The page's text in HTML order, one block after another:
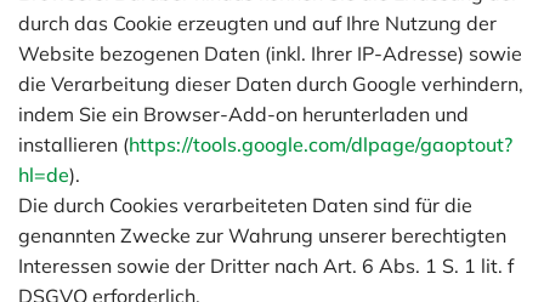
durch das Cookie erzeugten und auf Ihre Nutzung der
Website bezogenen Daten (inkl. Ihrer IP-Adresse) sowie
die Verarbeitung dieser Daten durch Google verhindern,
indem Sie ein Browser-Add-on herunterladen und
installieren (https://tools.google.com/dlpage/gaoptout?
hl=de).
Die durch Cookies verarbeiteten Daten sind für die
genannten Zwecke zur Wahrung unserer berechtigten
Interessen sowie der Dritter nach Art. 6 Abs. 1 S. 1 lit. f
DSGVO erforderlich.